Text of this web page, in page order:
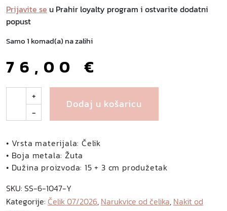
Prijavite se u Prahir loyalty program i ostvarite dodatni
popust
Samo 1 komad(a) na zalihi
76,00€
n
i
n
o
a
r
+
-
Dodaj u košaricu
• Vrsta materijala: Čelik
• Boja metala: Žuta
• Dužina proizvoda: 15 + 3 cm produžetak
SKU: SS-6-1047-Y
Kategorije: Čelik 07/2026, Narukvice od čelika, Nakit od